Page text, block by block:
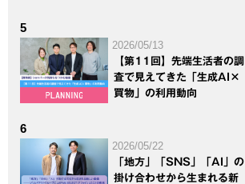
5
2026/05/13
【第11回】先端生活者の調
査で見えてきた「生成AI×
買物」の利用動向
6
2026/05/22
「地方」「SNS」「AI」の
掛け合わせから生まれる新